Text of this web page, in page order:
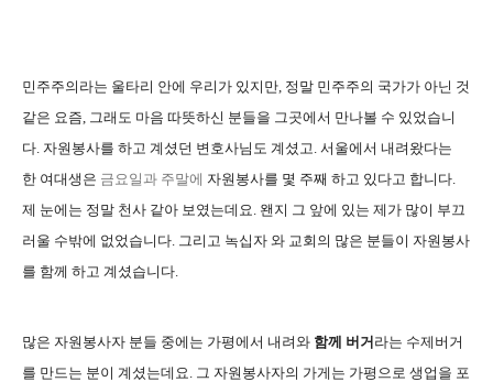
민주주의라는 울타리 안에 우리가 있지만, 정말 민주주의 국가가 아닌 것
같은 요즘, 그래도 마음 따뜻하신 분들을 그곳에서 만나볼 수 있었습니
다. 자원봉사를 하고 계셨던 변호사님도 계셨고. 서울에서 내려왔다는
한 여대생은 금요일과 주말에 자원봉사를 몇 주째 하고 있다고 합니다.
제 눈에는 정말 천사 같아 보였는데요. 왠지 그 앞에 있는 제가 많이 부끄
러울 수밖에 없었습니다. 그리고 녹십자 와 교회의 많은 분들이 자원봉사
를 함께 하고 계셨습니다.
많은 자원봉사자 분들 중에는 가평에서 내려와 함께 버거 라는 수제버거
를 만드는 분이 계셨는데요. 그 자원봉사자의 가게는 가평으로 생업을 포